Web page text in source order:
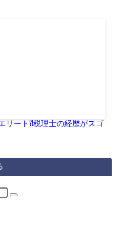
リート⁈税理士の経歴がスゴ